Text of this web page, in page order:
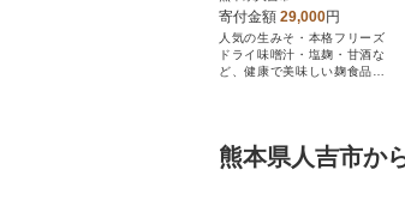
寄付金額 29,000円
人気の生みそ・本格フリーズ
ドライ味噌汁・塩麹・甘酒な
ど、健康で美味しい麹食品の
熊本県人吉市か